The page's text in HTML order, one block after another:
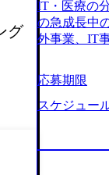
グ
IT・医療の
の急成長中
外事業、IT
どの人員調
242d0de-
ng-xiang-
リアルを取
大分県より
応募期限
スケジュー